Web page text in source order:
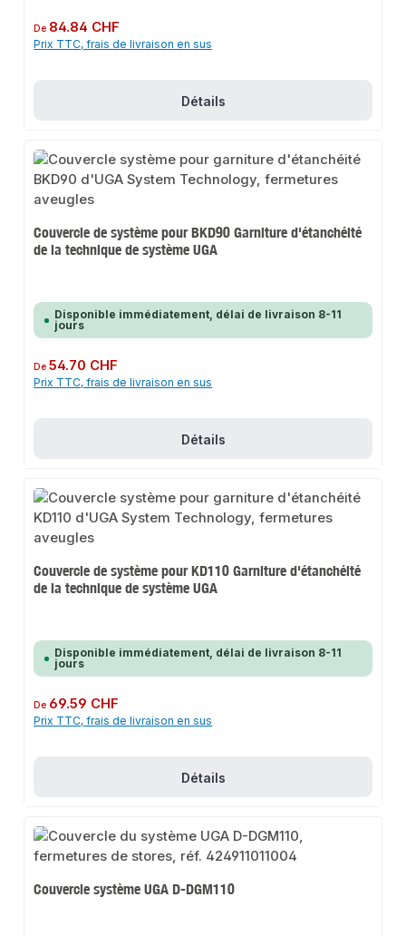
Prix régulier :
De 84.84 CHF
Prix TTC, frais de livraison en sus
Détails
Couvercle de système pour BKD90 Garniture d'étanchéité
de la technique de système UGA
Disponible immédiatement, délai de livraison 8-11
jours
Prix régulier :
De54.70 CHF
Prix TTC, frais de livraison en sus
Détails
Couvercle de système pour KD110 Garniture d'étanchéité
de la technique de système UGA
Disponible immédiatement, délai de livraison 8-11
jours
Prix régulier :
De 69.59 CHF
Prix TTC, frais de livraison en sus
Détails
Couvercle système UGA D-DGM110